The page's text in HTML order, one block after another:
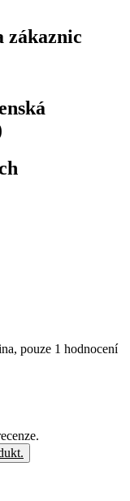
zákaznic
pouze 1 hodnocení